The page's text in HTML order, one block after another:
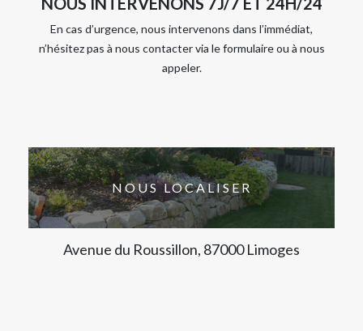
En cas d’urgence, nous intervenons dans l’immédiat,
n’hésitez pas à nous contacter via le formulaire ou à nous
appeler.
NOUS LOCALISER
Avenue du Roussillon, 87000 Limoges